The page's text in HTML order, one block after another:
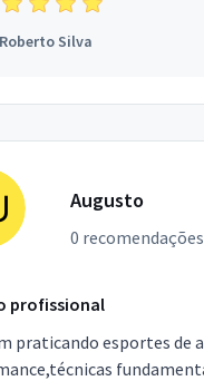
Roberto Silva
Augusto
0 recomendações
profissional
praticando esportes de